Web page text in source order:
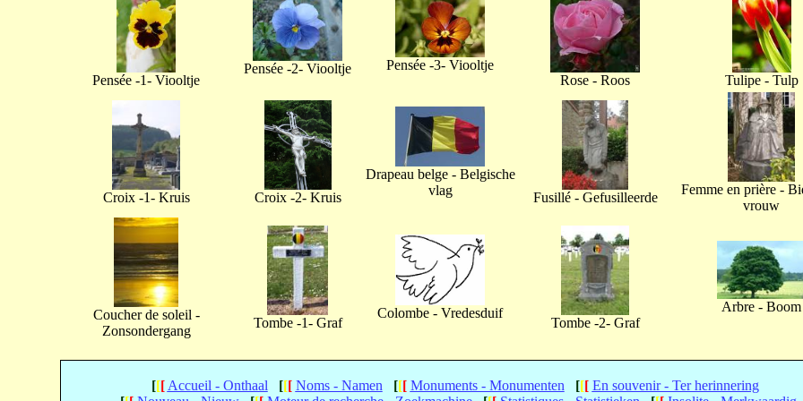
Pensée -1- Viooltje
Pensée -2- Viooltje
Pensée -3- Viooltje
Rose - Roos
Tulipe - Tulp
Croix -1- Kruis Croix -2- Kruis
Drapeau belge - Belgische
vlag
Fusillé - Gefusilleerde
Femme en prière -
vrouw
Coucher de soleil -
Zonsondergang
Tombe -1- Graf
Colombe - Vredesduif
Tombe -2- Graf
Arbre - Boom
[[[ Accueil - Onthaal [[[ Noms - Namen [[[ Monuments - Monumenten [[[ En souvenir - Ter herinnering